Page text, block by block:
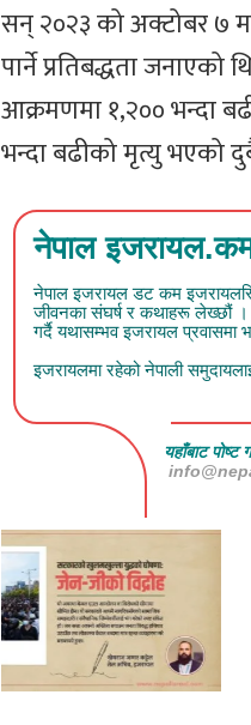
सन् २०२३ को अक्टोबर ७
पार्ने प्रतिबद्धता
आक्रमणमा १,२०० भन्दा
भन्दा बढीको मृत्यु भएको
नेपाल
नेपाल इजरायल डट कम
जीवनका संघर्ष र कथाहरू लेख्छौं ।
गर्दै यथासम्भव इजरायल प्रवासमा
इजरायलमा रहेको नेपाली
यहाँबाट पोष्ट